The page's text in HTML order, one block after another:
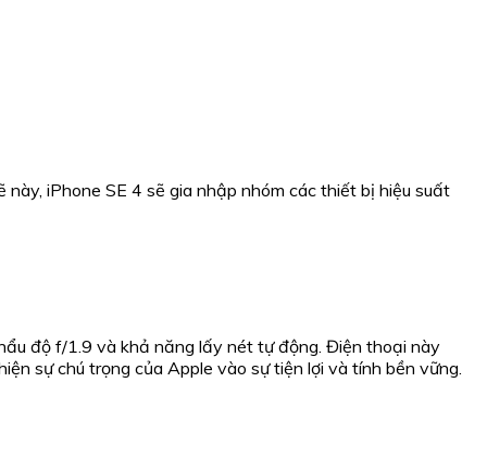
iPhone SE 4 sẽ gia nhập nhóm các thiết bị hiệu suất
độ f/1.9 và khả năng lấy nét tự động. Điện thoại này
sự chú trọng của Apple vào sự tiện lợi và tính bền vững.